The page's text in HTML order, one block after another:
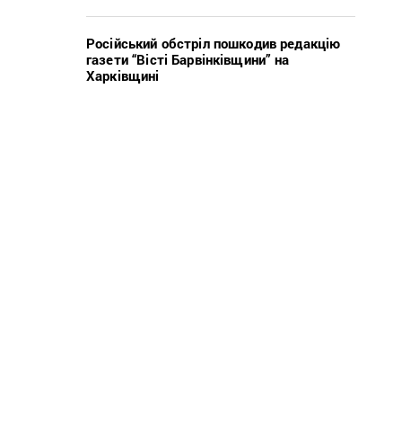
Російський обстріл пошкодив редакцію
газети “Вісті Барвінківщини” на
Харківщині